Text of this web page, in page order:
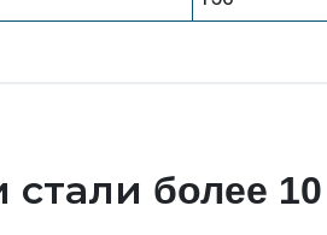
более